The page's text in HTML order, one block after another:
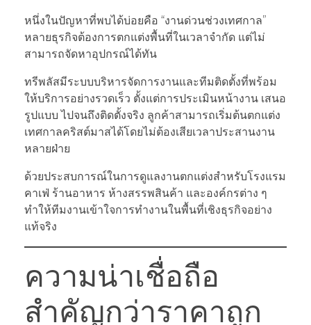
หนึ่งในปัญหาที่พบได้บ่อยคือ “งานด่วนช่วงเทศกาล”
หลายธุรกิจต้องการตกแต่งพื้นที่ในเวลาจำกัด แต่ไม่
สามารถจัดหาอุปกรณ์ได้ทัน
ทรีพลัสมีระบบบริหารจัดการงานและทีมติดตั้งที่พร้อม
ให้บริการอย่างรวดเร็ว ตั้งแต่การประเมินหน้างาน เสนอ
รูปแบบ ไปจนถึงติดตั้งจริง ลูกค้าสามารถเริ่มต้นตกแต่ง
เทศกาลคริสต์มาสได้โดยไม่ต้องเสียเวลาประสานงาน
หลายฝ่าย
ด้วยประสบการณ์ในการดูแลงานตกแต่งสำหรับโรงแรม
คาเฟ่ ร้านอาหาร ห้างสรรพสินค้า และองค์กรต่าง ๆ
ทำให้ทีมงานเข้าใจการทำงานในพื้นที่เชิงธุรกิจอย่าง
แท้จริง
ความน่าเชื่อถือ
สำคัญกว่าราคาถูก